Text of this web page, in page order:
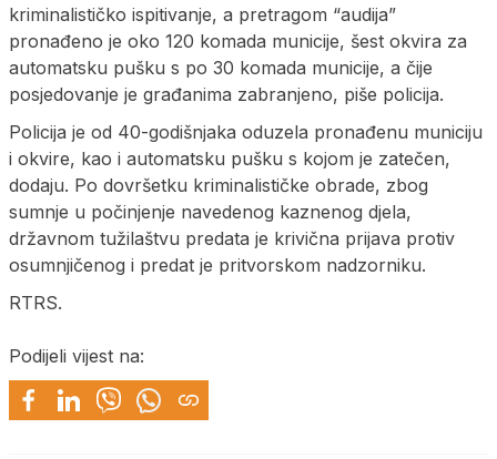
kriminalističko ispitivanje, a pretragom “audija”
pronađeno je oko 120 komada municije, šest okvira za
automatsku pušku s po 30 komada municije, a čije
posjedovanje je građanima zabranjeno, piše policija.
Policija je od 40-godišnjaka oduzela pronađenu municiju
i okvire, kao i automatsku pušku s kojom je zatečen,
dodaju. Po dovršetku kriminalističke obrade, zbog
sumnje u počinjenje navedenog kaznenog djela,
državnom tužilaštvu predata je krivična prijava protiv
osumnjičenog i predat je pritvorskom nadzorniku.
RTRS.
Podijeli vijest na: